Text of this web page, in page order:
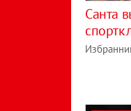
Санта